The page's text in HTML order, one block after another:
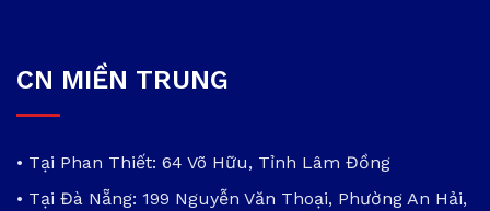
CN MIỀN TRUNG
• Tại Phan Thiết: 64 Võ Hữu, Tỉnh Lâm Đồng
• Tại Đà Nẵng: 199 Nguyễn Văn Thoại, Phường An Hải,